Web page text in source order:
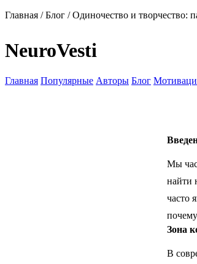
Главная / Блог / Одиночество и творчество:
NeuroVesti
Главная Популярные Авторы Блог
Мы
найти
часто
Зона
В